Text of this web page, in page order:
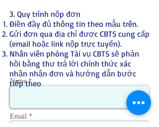
3. Quy trình nộp đơn
Điền đầy đủ thông tin theo mẫu trên.
Gửi đơn qua địa chỉ được CBTS cung cấp
(email hoặc link nộp trực tuyến).
Nhân viên phòng Tài vụ CBTS sẽ phản
hồi bằng thư trả lời chính thức xác
nhận nhận đơn và hướng dẫn bước
tiếp theo
Name *
Email *